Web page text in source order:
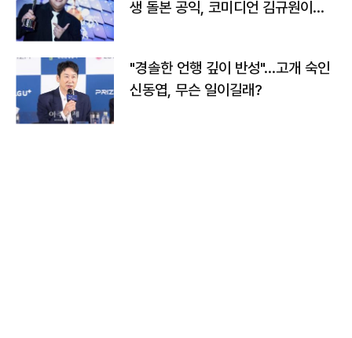
생 돌본 공익, 코미디언 김규원이었
"경솔한 언행 깊이 반성"…고개 숙인
신동엽, 무슨 일이길래?